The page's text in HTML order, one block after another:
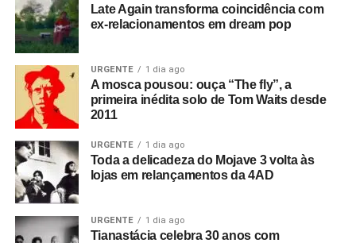
Late Again transforma coincidência com
ex-relacionamentos em dream pop
URGENTE 1 dia ago
A mosca pousou: ouça “The fly”, a
primeira inédita solo de Tom Waits desde
2011
URGENTE 1 dia ago
Toda a delicadeza do Mojave 3 volta às
lojas em relançamentos da 4AD
URGENTE 1 dia ago
Tianastácia celebra 30 anos com